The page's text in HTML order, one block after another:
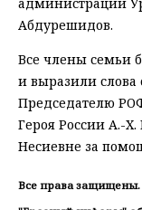
Абдурешидов.
Все члены семьи
и выразили слова
Председателю
Героя России А.-
Несиевне за
Все права защищены.